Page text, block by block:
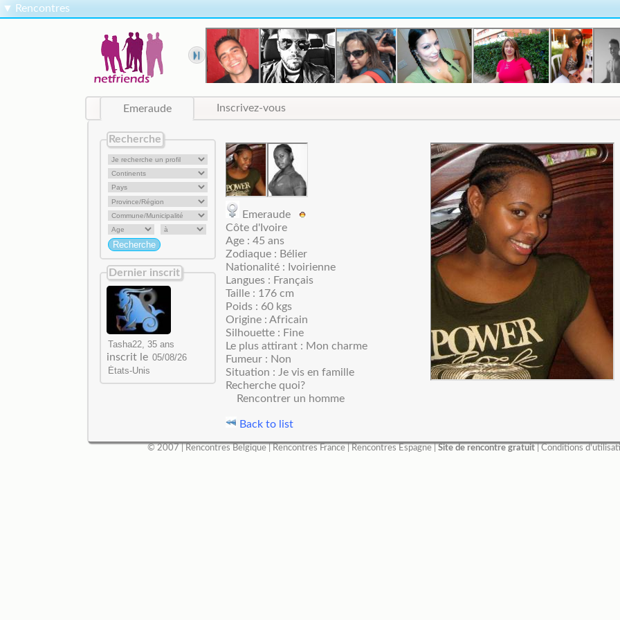
▼ Rencontres
Emeraude Inscrivez-vous
Recherche
Dernier inscrit
inscrit le
Emeraude
Côte d'Ivoire
Age : 45 ans
Zodiaque : Bélier
Nationalité : Ivoirienne
Langues : Français
Taille : 176 cm
Poids : 60 kgs
Origine : Africain
Silhouette : Fine
Le plus attirant : Mon charme
Fumeur : Non
Situation : Je vis en famille
Recherche quoi?
Rencontrer un homme
Back to list
© 2007 | Rencontres Belgique| Rencontres France| Rencontres Espagne| Site de rencontre gratuit| Conditions